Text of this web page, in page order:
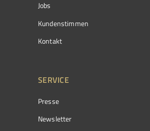
Jobs
Kundenstimmen
Kontakt
SERVICE
Presse
Newsletter